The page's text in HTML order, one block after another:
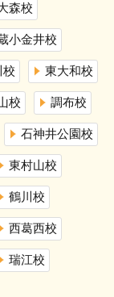
森校
小金井校
校 東大和校
校 調布校
石神井公園校
東村山校
鶴川校
西葛西校
瑞江校